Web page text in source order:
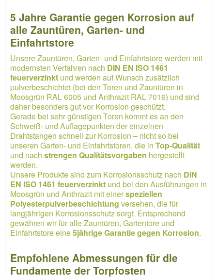
5 Jahre Garantie gegen Korrosion auf
alle Zauntüren, Garten- und
Einfahrtstore
Unsere Zauntüren, Garten- und Einfahrtstore werden mit
modernsten Verfahren nach DIN EN ISO 1461
feuerverzinkt und werden auf Wunsch zusätzlich
pulverbeschichtet (bei den Toren und Zauntüren in
Moosgrün RAL 6005 und Anthrazit RAL 7016) und sind
daher besonders gut vor Korrosion geschützt.
Gerade bei sehr günstigen Toren kommt es an den
Schweiß- und Auflagepunkten der einzelnen
Drahtstangen schnell zur Korrosion – nicht so bei
unseren Garten- und Einfahrtstoren, die in Top-Qualität
und nach strengen Qualitätsvorgaben hergestellt
werden.
Unsere Produkte sind zum Korrosionsschutz nach DIN
EN ISO 1461 feuerverzinkt und bei den Ausführungen in
Moosgrün und Anthrazit mit einerspeziellen
Polyesterpulverbeschichtung versehen, die für
langjährigen Korrosionsschutz sorgt. Entsprechend
gewähren wir für alle Zauntüren, Gartentore und
Einfahrtstore eine5jährige Garantie gegen Korrosion.
Empfohlene Abmessungen für die
Fundamente der Torpfosten